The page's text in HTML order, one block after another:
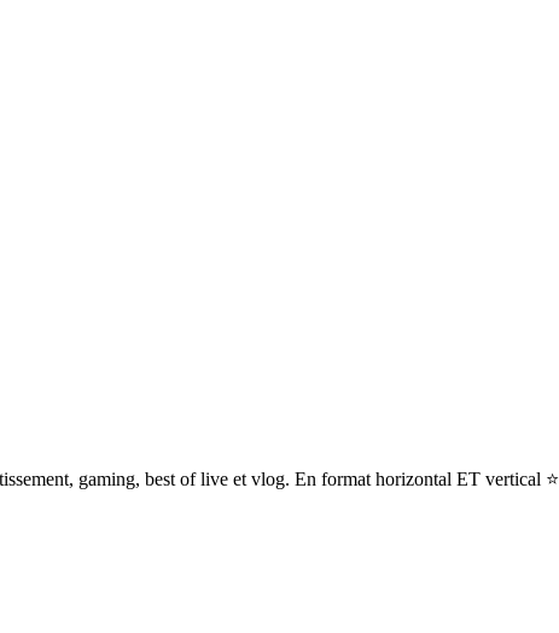
gaming, best of live et vlog. En format horizontal ET vertical ⭐️